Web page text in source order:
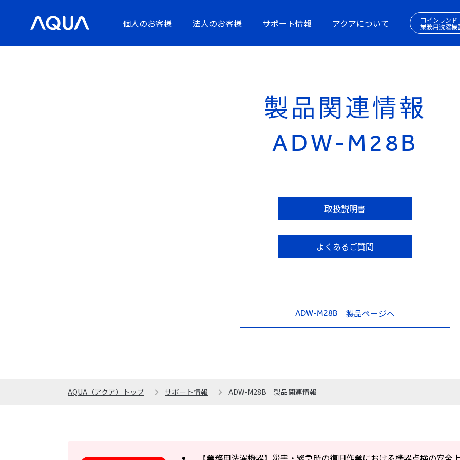
個人のお客様 法人のお客様 サポート情報 アクアについて コインランド
業務用洗濯機
製品関連情報
ADW-M28B
取扱説明書
よくあるご質問
ADW-M28B 製品ページへ
AQUA（アクア）トップ サポート情報 ADW-M28B 製品関連情報